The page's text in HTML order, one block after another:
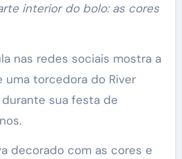
interior do bolo: as cores
nas redes sociais mostra a
uma torcedora do River
durante sua festa de
decorado com as cores e